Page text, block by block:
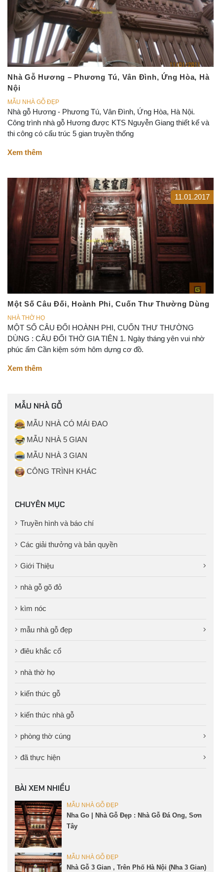
Nhà Gỗ Hương – Phương Tú, Vân Đình, Ứng Hòa, Hà
Nội
MẪU NHÀ GỖ ĐẸP
Nhà gỗ Hương - Phương Tú, Vân Đình, Ứng Hòa, Hà Nội.
Công trình nhà gỗ Hương được KTS Nguyễn Giang thiết kế và
thi công có cấu trúc 5 gian truyền thống
Xem thêm
Một Số Câu Đối, Hoành Phi, Cuốn Thư Thường Dùng
NHÀ THỜ HỌ
11.01.2017
MỘT SỐ CÂU ĐỐI HOÀNH PHI, CUỐN THƯ THƯỜNG
DÙNG : CÂU ĐỐI THỜ GIA TIÊN 1. Ngày tháng yên vui nhờ
phúc ấm Cần kiệm sớm hôm dựng cơ đồ.
Xem thêm
MẪU NHÀ GỖ
MẪU NHÀ CÓ MÁI ĐAO
MẪU NHÀ 5 GIAN
MẪU NHÀ 3 GIAN
CÔNG TRÌNH KHÁC
CHUYÊN MỤC
Truyền hình và báo chí
Các giải thưởng và bản quyền
Giới Thiệu
nhà gỗ gõ đỏ
kìm nóc
mẫu nhà gỗ đẹp
điêu khắc cổ
nhà thờ họ
kiến thức gỗ
kiến thức nhà gỗ
phòng thờ cúng
đã thực hiện
BÀI XEM NHIỀU
MẪU NHÀ GỖ ĐẸP
Nha Go | Nhà Gỗ Đẹp : Nhà Gỗ Đá Ong, Sơn
Tây
MẪU NHÀ GỖ ĐẸP
Nhà Gỗ 3 Gian , Trên Phố Hà Nội (Nha 3 Gian)